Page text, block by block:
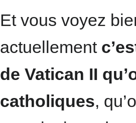
Et vous voyez
actuellement
de Vatican II
catholiques,